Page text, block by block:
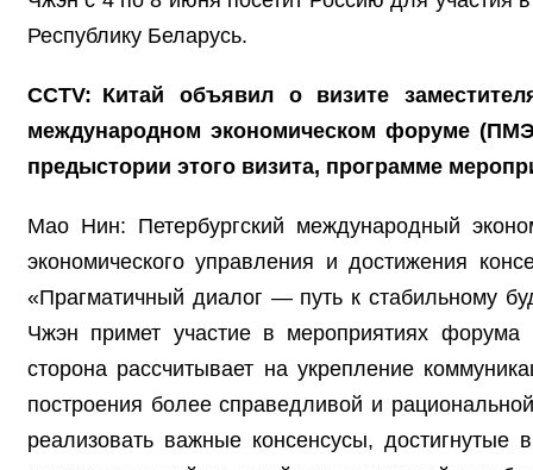
Республику Беларусь.
CCTV: Китай объявил о визите
международном экономическом форуме
предыстории этого визита, программе
Мао Нин: Петербургский международный
экономического управления и достижения
«Прагматичный диалог — путь к стабильному
Чжэн примет участие в мероприятиях форума
сторона рассчитывает на укрепление
построения более справедливой и
реализовать важные консенсусы, достигнутые